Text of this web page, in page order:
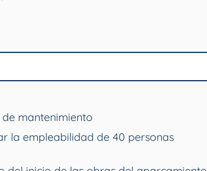
mantenimiento
la empleabilidad de 40 personas